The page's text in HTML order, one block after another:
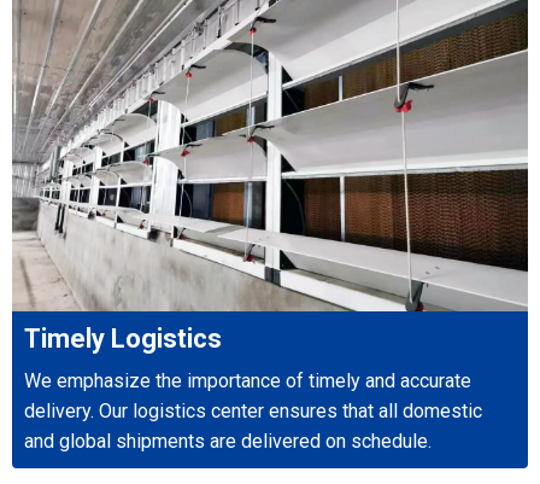
Timely Logistics
We emphasize the importance of timely and accurate
delivery. Our logistics center ensures that all domestic
and global shipments are delivered on schedule.